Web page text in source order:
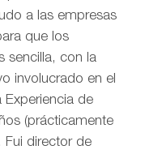
a las empresas
que los
sencilla, con la
involucrado en el
de
(prácticamente
Fui director de